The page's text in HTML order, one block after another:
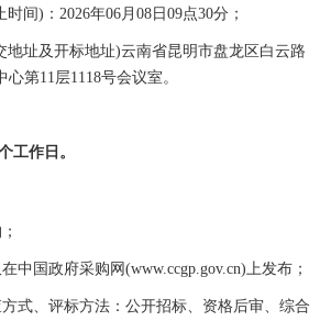
时间)：2026年06月 08 日 09点30分；
地址及开标地址)云南省昆明市盘龙区白云路
心第11层1118号会议室。
工作日。
中国政府采购网(www.ccgp.gov.cn)上发布；
式、评标方法：公开招标、资格后审、综合